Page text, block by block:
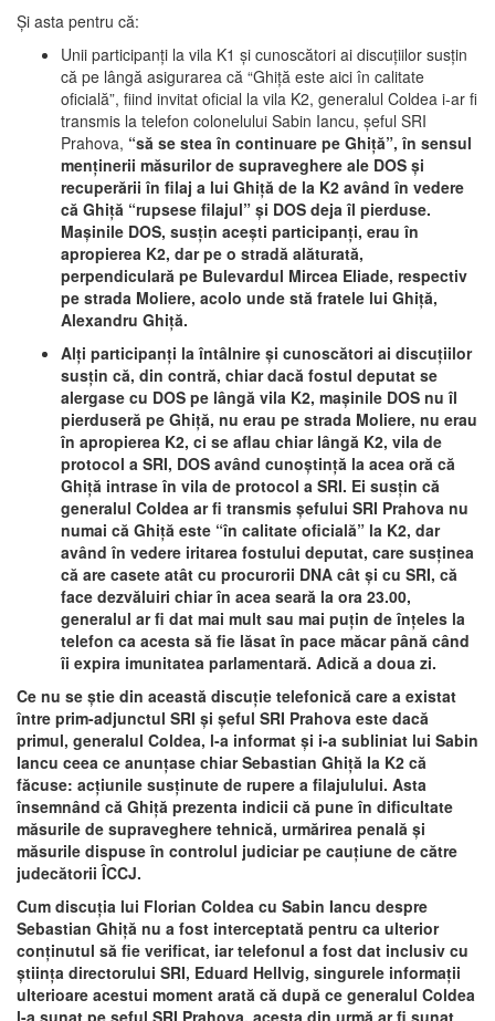
Şi asta pentru că:
Unii participanţi la vila K1 şi cunoscători ai discuţiilor susţin
că pe lângă asigurarea că “Ghiţă este aici în calitate
oficială”, fiind invitat oficial la vila K2, generalul Coldea i-ar fi
transmis la telefon colonelului Sabin Iancu, şeful SRI
Prahova, “să se stea în continuare pe Ghiţă”, în sensul
menţinerii măsurilor de supraveghere ale DOS şi
recuperării în filaj a lui Ghiţă de la K2 având în vedere
că Ghiţă “rupsese filajul” şi DOS deja îl pierduse.
Maşinile DOS, susţin aceşti participanţi, erau în
apropierea K2, dar pe o stradă alăturată,
perpendiculară pe Bulevardul Mircea Eliade, respectiv
pe strada Moliere, acolo unde stă fratele lui Ghiţă,
Alexandru Ghiţă.
Alţi participanţi la întâlnire şi cunoscători ai discuţiilor
susţin că, din contră, chiar dacă fostul deputat se
alergase cu DOS pe lângă vila K2, maşinile DOS nu îl
pierduseră pe Ghiţă, nu erau pe strada Moliere, nu erau
în apropierea K2, ci se aflau chiar lângă K2, vila de
protocol a SRI, DOS având cunoştinţă la acea oră că
Ghiţă intrase în vila de protocol a SRI. Ei susţin că
generalul Coldea ar fi transmis şefului SRI Prahova nu
numai că Ghiţă este “în calitate oficială” la K2, dar
având în vedere iritarea fostului deputat, care susţinea
că are casete atât cu procurorii DNA cât şi cu SRI, că
face dezvăluiri chiar în acea seară la ora 23.00,
generalul ar fi dat mai mult sau mai puţin de înţeles la
telefon ca acesta să fie lăsat în pace măcar până când
îi expira imunitatea parlamentară. Adică a doua zi.
Ce nu se ştie din această discuţie telefonică care a existat
între prim-adjunctul SRI şi şeful SRI Prahova este dacă
primul, generalul Coldea, l-a informat şi i-a subliniat lui Sabin
Iancu ceea ce anunţase chiar Sebastian Ghiţă la K2 că
făcuse: acţiunile susţinute de rupere a filajulului. Asta
însemnând că Ghiţă prezenta indicii că pune în dificultate
măsurile de supraveghere tehnică, urmărirea penală şi
măsurile dispuse în controlul judiciar pe cauţiune de către
judecătorii ÎCCJ.
Cum discuţia lui Florian Coldea cu Sabin Iancu despre
Sebastian Ghiţă nu a fost interceptată pentru ca ulterior
conţinutul să fie verificat, iar telefonul a fost dat inclusiv cu
ştiinţa directorului SRI, Eduard Hellvig, singurele informaţii
ulterioare acestui moment arată că după ce generalul Coldea
l-a sunat pe şeful SRI Prahova, acesta din urmă ar fi sunat